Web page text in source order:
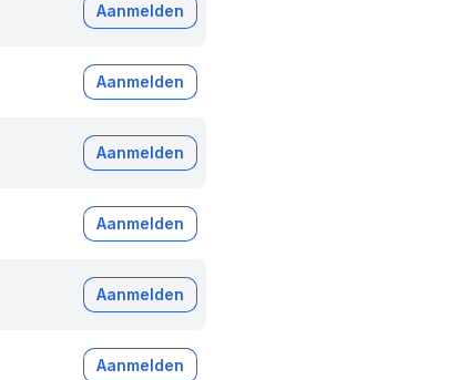
Aanmelden
Aanmelden
Aanmelden
Aanmelden
Aanmelden
Aanmelden